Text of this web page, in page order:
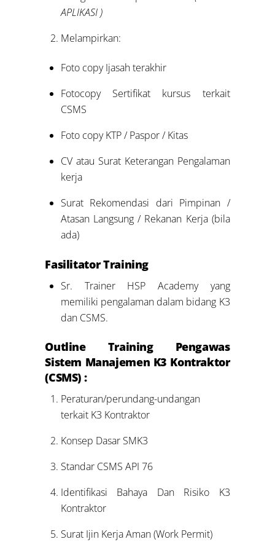
APLIKASI )
Melampirkan:
Foto copy Ijasah terakhir
Fotocopy Sertifikat kursus terkait
CSMS
Foto copy KTP / Paspor / Kitas
CV atau Surat Keterangan Pengalaman
kerja
Surat Rekomendasi dari Pimpinan /
Atasan Langsung / Rekanan Kerja (bila
ada)
Fasilitator Training
Sr. Trainer HSP Academy yang
memiliki pengalaman dalam bidang K3
dan CSMS.
Outline Training Pengawas
Sistem Manajemen K3 Kontraktor
(CSMS) :
Peraturan/perundang-undangan
terkait K3 Kontraktor
Konsep Dasar SMK3
Standar CSMS API 76
Identifikasi Bahaya Dan Risiko K3
Kontraktor
Surat Ijin Kerja Aman (Work Permit)